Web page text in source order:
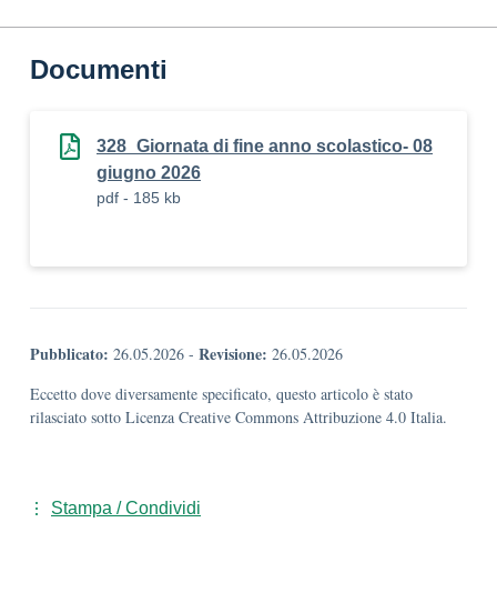
Documenti
328_Giornata di fine anno scolastico- 08
giugno 2026
pdf - 185 kb
Pubblicato: 26.05.2026 - Revisione: 26.05.2026
Eccetto dove diversamente specificato, questo articolo è stato
rilasciato sotto Licenza Creative Commons Attribuzione 4.0 Italia.
Stampa / Condividi